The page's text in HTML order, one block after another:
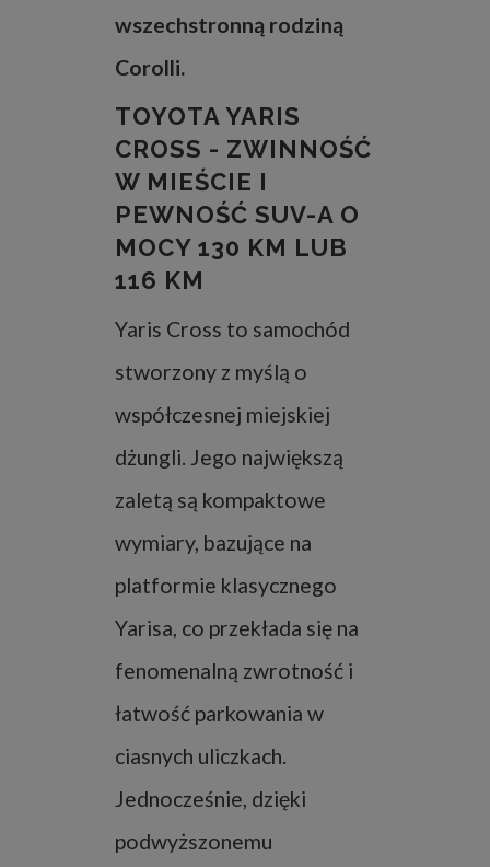
wszechstronną rodziną
Corolli.
TOYOTA YARIS
CROSS - ZWINNOŚĆ
W MIEŚCIE I
PEWNOŚĆ SUV-A O
MOCY 130 KM LUB
116 KM
Yaris Cross to samochód
stworzony z myślą o
współczesnej miejskiej
dżungli. Jego największą
zaletą są kompaktowe
wymiary, bazujące na
platformie klasycznego
Yarisa, co przekłada się na
fenomenalną zwrotność i
łatwość parkowania w
ciasnych uliczkach.
Jednocześnie, dzięki
podwyższonemu